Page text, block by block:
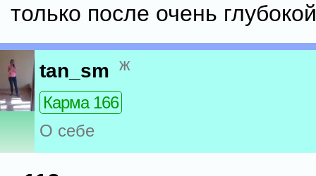
только после очень
tan_sm ж
Карма 166
О себе